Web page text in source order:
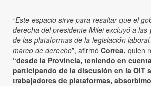
“Este espacio sirve para resaltar que el
derecha del presidente Milei excluyó a las
de las plataformas de la legislación
marco de derecho”, afirmó Correa, quien
“desde la Provincia, teniendo en
participando de la discusión en la OIT
trabajadores de plataformas,